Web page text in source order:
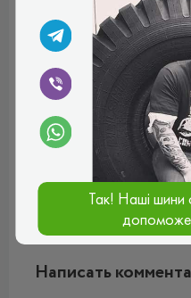
Юрій Петрович
Придбав шини Cooper ще
перевагу цьому
ще в минулому. В процесі
підвів. Шини комфортні,
добре керується.
створюють.
Плюсы:
відомий
немає
Рейтинг:
Написать
Так! Наші шини